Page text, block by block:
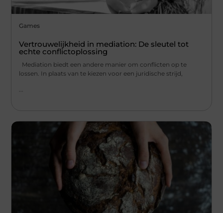
Games
Vertrouwelijkheid in mediation: De sleutel tot
echte conflictoplossing
Mediation biedt een andere manier om conflicten op te
lossen. In plaats van te kiezen voor een juridische strijd,
...